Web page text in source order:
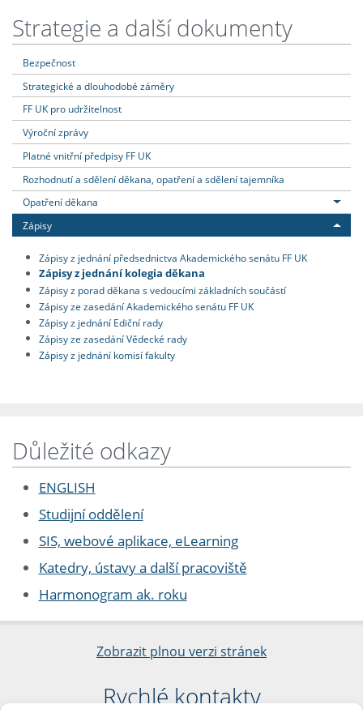
Strategie a další dokumenty
Bezpečnost
Strategické a dlouhodobé záměry
FF UK pro udržitelnost
Výroční zprávy
Platné vnitřní předpisy FF UK
Rozhodnutí a sdělení děkana, opatření a sdělení tajemníka
Opatření děkana
Zápisy
Zápisy z jednání předsednictva Akademického senátu FF UK
Zápisy z jednání kolegia děkana
Zápisy z porad děkana s vedoucími základních součástí
Zápisy ze zasedání Akademického senátu FF UK
Zápisy z jednání Ediční rady
Zápisy ze zasedání Vědecké rady
Zápisy z jednání komisí fakulty
Důležité odkazy
ENGLISH
Studijní oddělení
SIS, webové aplikace, eLearning
Katedry, ústavy a další pracoviště
Harmonogram ak. roku
Zobrazit plnou verzi stránek
Rychlé kontakty